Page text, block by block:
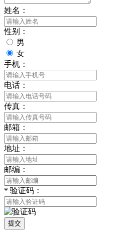
姓名：
性别：
男
女
手机：
电话：
传真：
邮箱：
地址：
邮编：
* 验证码：
提交